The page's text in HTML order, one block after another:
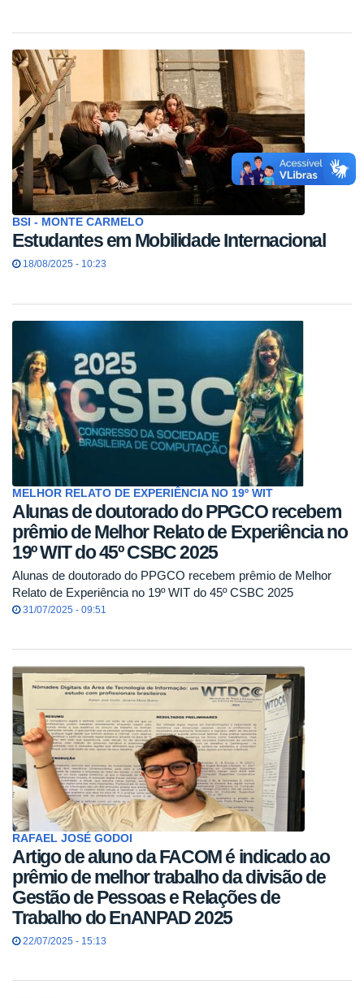
BSI - MONTE CARMELO
Estudantes em Mobilidade Internacional
18/08/2025 - 10:23
MELHOR RELATO DE EXPERIÊNCIA NO 19º WIT
Alunas de doutorado do PPGCO recebem
prêmio de Melhor Relato de Experiência no
19º WIT do 45º CSBC 2025
Alunas de doutorado do PPGCO recebem prêmio de Melhor
Relato de Experiência no 19º WIT do 45º CSBC 2025
31/07/2025 - 09:51
RAFAEL JOSÉ GODOI
Artigo de aluno da FACOM é indicado ao
prêmio de melhor trabalho da divisão de
Gestão de Pessoas e Relações de
Trabalho do EnANPAD 2025
22/07/2025 - 15:13